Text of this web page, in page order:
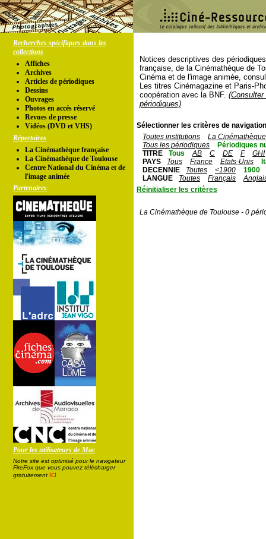
Recherches spécifiques dans les
collections
Affiches
Archives
Articles de périodiques
Dessins
Ouvrages
Photos en accés réservé
Revues de presse
Vidéos (DVD et VHS)
Répertoires
La Cinémathèque française
La Cinémathèque de Toulouse
Centre National du Cinéma et de
l'image animée
Partenaires
Pour les utilisateurs de Mac
Notre site est optimisé pour le navigateur
FireFox que vous pouvez télécharger
gratuitement ici
Notices descriptives des
française, de la Cinémathèque de
Cinéma et de l'image animée,
Les titres Cinémagazine et Paris-
coopération avec la BNF.
périodiques)
Sélectionner les critères de
Toutes institutions
La
Tous les périodiques
Périodiques
TITRE
Tous AB C DE F
GHI
PAYS
Tous France Etats-Unis
DECENNIE
Toutes <1900
1900
LANGUE
Toutes Français
Réinitialiser les critères
La Cinémathèque de Toulouse - 0